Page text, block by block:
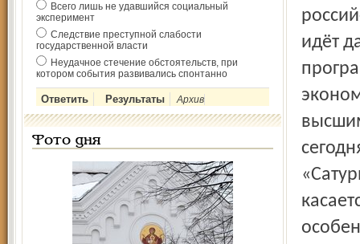
Всего лишь не удавшийся социальный
эксперимент
Следствие преступной слабости
государственной власти
Неудачное стечение обстоятельств, при
котором события развивались спонтанно
Архив
Фото дня
идёт